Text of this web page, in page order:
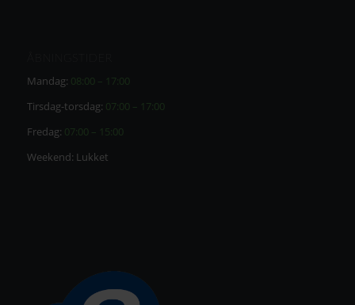
Mandag: 08:00 – 17:00
Tirsdag-torsdag: 07:00 – 17:00
Fredag: 07:00 – 15:00
Weekend: Lukket